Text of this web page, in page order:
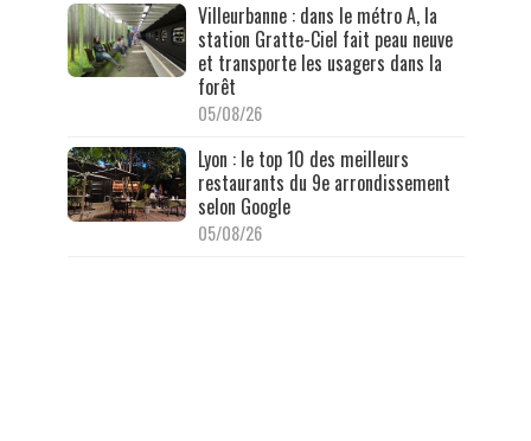
Villeurbanne : dans le métro A, la
station Gratte-Ciel fait peau neuve
et transporte les usagers dans la
forêt
05/08/26
Lyon : le top 10 des meilleurs
restaurants du 9e arrondissement
selon Google
05/08/26